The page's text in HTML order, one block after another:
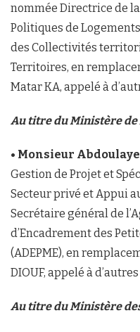
nommée Directrice de
Politiques de
des Collectivités
Territoires, en
Matar KA, appelé à
Au titre du Ministère de
• Monsieur Abdoulaye
Gestion de Projet et
Secteur privé et Appui
Secrétaire général de
d’Encadrement des
(ADEPME), en
DIOUF, appelé à
Au titre du Ministère